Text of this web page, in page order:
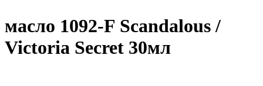
масло 1092-F Scandalous /
Victoria Secret 30мл